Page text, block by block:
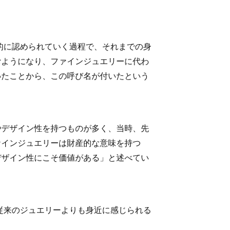
認められていく過程で、それまでの身
うになり、ファインジュエリーに代わ
ことから、この呼び名が付いたという
ザイン性を持つものが多く、当時、先
ンジュエリーは財産的な意味を持つ
イン性にこそ価値がある」と述べてい
のジュエリーよりも身近に感じられる